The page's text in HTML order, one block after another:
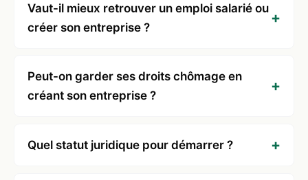
Vaut-il mieux retrouver un emploi salarié ou
créer son entreprise ?
Peut-on garder ses droits chômage en
créant son entreprise ?
Quel statut juridique pour démarrer ?